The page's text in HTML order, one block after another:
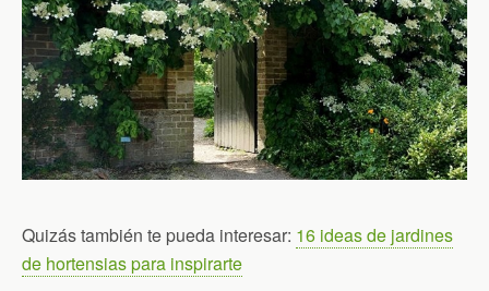
Quizás también te pueda interesar: 16 ideas de jardines
de hortensias para inspirarte